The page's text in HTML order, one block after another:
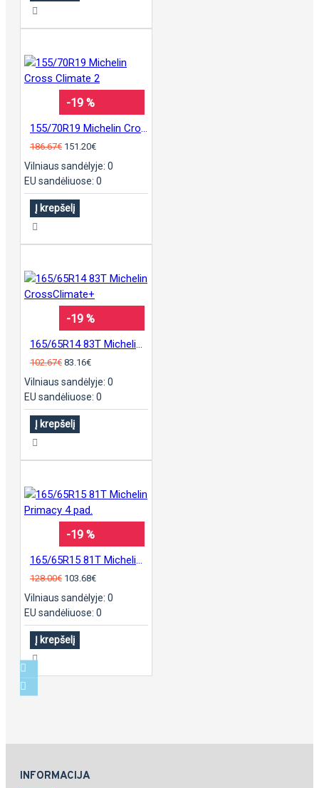
-19 %
186.67€ 151.20€
Vilniaus sandėlyje: 0
EU sandėliuose: 0
Į krepšelį
-19 %
102.67€ 83.16€
Vilniaus sandėlyje: 0
EU sandėliuose: 0
Į krepšelį
-19 %
128.00€ 103.68€
Vilniaus sandėlyje: 0
EU sandėliuose: 0
Į krepšelį
INFORMACIJA